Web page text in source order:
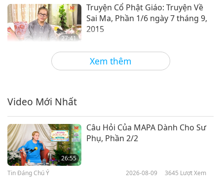
Xem thêm
27:41
Truyện Cổ Phật Giáo: Truyện Về
Sai Ma, Phần 1/6 ngày 7 tháng 9,
2015
2019-02-26 8657
32:13
Kinh Lăng Nghiêm: Ma Chướng
tháng 1, 2019
Video Mới Nhất
26:55
Câu Hỏi Của MAPA Dành Cho Sư
Phụ, Phần 2/2
Tin Đáng Chú Ý 2026-08-09 3645 Lượt Xem